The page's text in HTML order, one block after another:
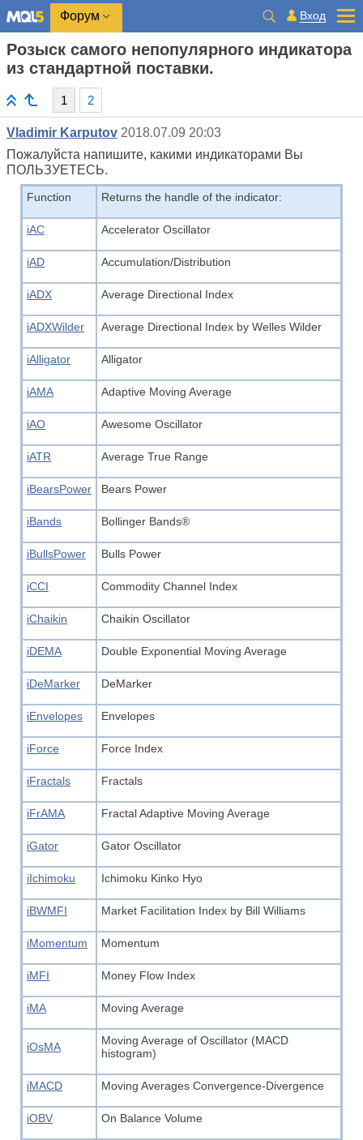
Форум Вход
Розыск самого непопулярного индикатора
из стандартной поставки.
1 2
Vladimir Karputov 2018.07.09 20:03
Пожалуйста напишите, какими индикаторами Вы
ПОЛЬЗУЕТЕСЬ.
Function Returns the handle of the indicator:
iAC Accelerator Oscillator
iAD Accumulation/Distribution
iADX Average Directional Index
iADXWilder Average Directional Index by Welles Wilder
iAlligator Alligator
iAMA Adaptive Moving Average
iAO Awesome Oscillator
iATR Average True Range
iBearsPower Bears Power
iBands Bollinger Bands®
iBullsPower Bulls Power
iCCI Commodity Channel Index
iChaikin Chaikin Oscillator
iDEMA Double Exponential Moving Average
iDeMarker DeMarker
iEnvelopes Envelopes
iForce Force Index
iFractals Fractals
iFrAMA Fractal Adaptive Moving Average
iGator Gator Oscillator
iIchimoku Ichimoku Kinko Hyo
iBWMFI Market Facilitation Index by Bill Williams
iMomentum Momentum
iMFI Money Flow Index
iMA Moving Average
iOsMA
Moving Average of Oscillator (MACD
histogram)
iMACD Moving Averages Convergence-Divergence
iOBV On Balance Volume